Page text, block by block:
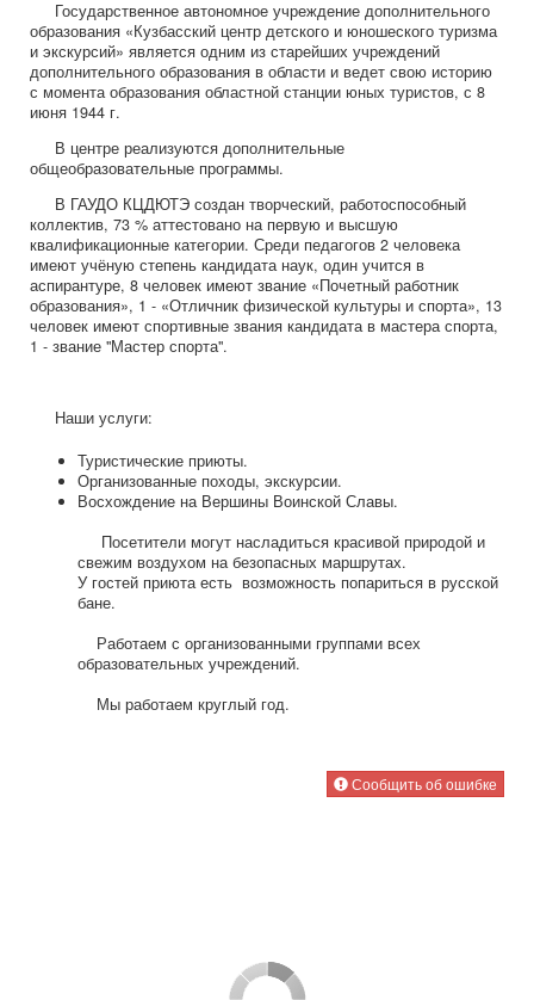
Я - пенсионер
Государственное автономное учреждение дополнительного
образования «Кузбасский центр детского и юношеского туризма
и экскурсий» является одним из старейших учреждений
дополнительного образования в области и ведет свою историю
с момента образования областной станции юных туристов, с 8
июня 1944 г.
В центре реализуются дополнительные
общеобразовательные программы.
В ГАУДО КЦДЮТЭ создан творческий, работоспособный
коллектив, 73 % аттестовано на первую и высшую
квалификационные категории. Среди педагогов 2 человека
имеют учёную степень кандидата наук, один учится в
аспирантуре, 8 человек имеют звание «Почетный работник
образования», 1 - «Отличник физической культуры и спорта», 13
человек имеют спортивные звания кандидата в мастера спорта,
1 - звание "Мастер спорта".
Наши услуги:
Туристические приюты.
Организованные походы, экскурсии.
Восхождение на Вершины Воинской Славы.
Посетители могут насладиться красивой природой и
свежим воздухом на безопасных маршрутах.
У гостей приюта есть возможность попариться в русской
бане.
Работаем с организованными группами всех
образовательных учреждений.
Мы работаем круглый год.
Сообщить об ошибке